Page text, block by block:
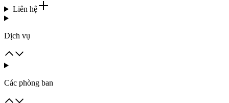
Liên hệ
Dịch vụ
Các phòng ban